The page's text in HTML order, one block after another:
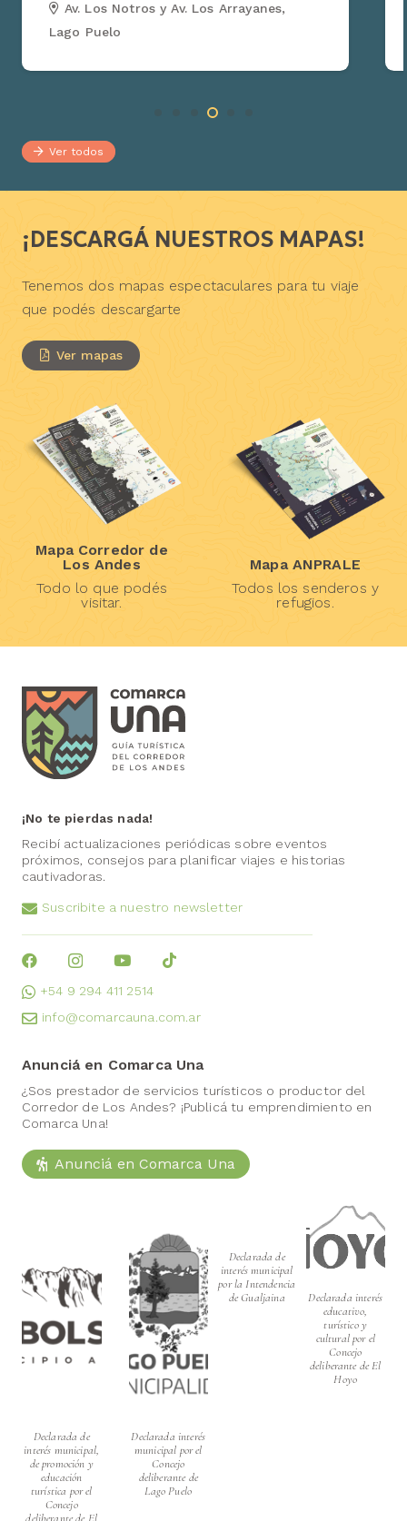
Av. Los Notros y Av. Los Arrayanes,
Lago Puelo
Ver todos
¡DESCARGÁ NUESTROS MAPAS!
Tenemos dos mapas espectaculares para tu viaje
que podés descargarte
Ver mapas
Mapa Corredor de
Los Andes
Todo lo que podés
visitar.
Mapa ANPRALE
Todos los senderos y
refugios.
¡No te pierdas nada!
Recibí actualizaciones periódicas sobre eventos
próximos, consejos para planificar viajes e historias
cautivadoras.
Suscribite a nuestro newsletter
+54 9 294 411 2514
info@comarcauna.com.ar
Anunciá en Comarca Una
¿Sos prestador de servicios turísticos o productor del
Corredor de Los Andes? ¡Publicá tu emprendimiento en
Comarca Una!
Anunciá en Comarca Una
Declarada de
interés municipal,
de promoción y
educación
turística por el
Concejo
Declarada interés
municipal por el
Concejo
deliberante de
Lago Puelo
Declarada de
interés municipal
por la Intendencia
de Gualjaina
Declarada interés
educativo,
turístico y
cultural por el
Concejo
deliberante de El
Hoyo